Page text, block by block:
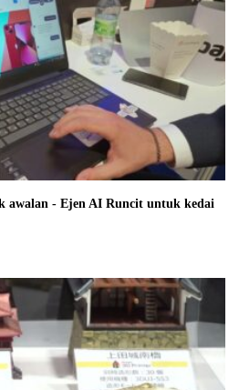
awalan - Ejen AI Runcit untuk kedai